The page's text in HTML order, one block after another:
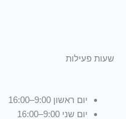
שעות פעילות
יום ראשון 9:00–16:00
יום שני 9:00–16:00